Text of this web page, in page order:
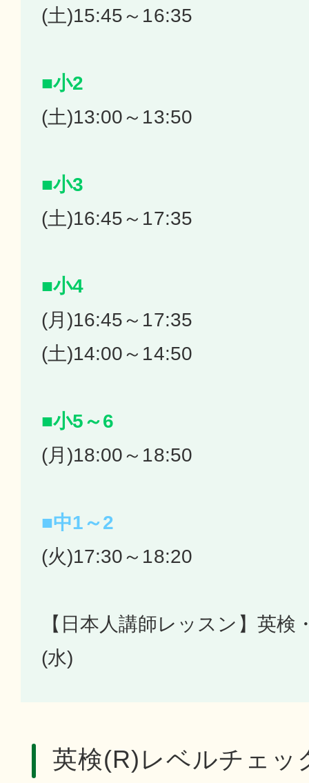
(土)15:45～16:35
■小2
(土)13:00～13:50
■小3
(土)16:45～17:35
■小4
(月)16:45～17:35
(土)14:00～14:50
■小5～6
(月)18:00～18:50
■中1～2
(火)17:30～18:20
【日本人講師レッスン】英検
(水)
英検(R)レベルチェッ